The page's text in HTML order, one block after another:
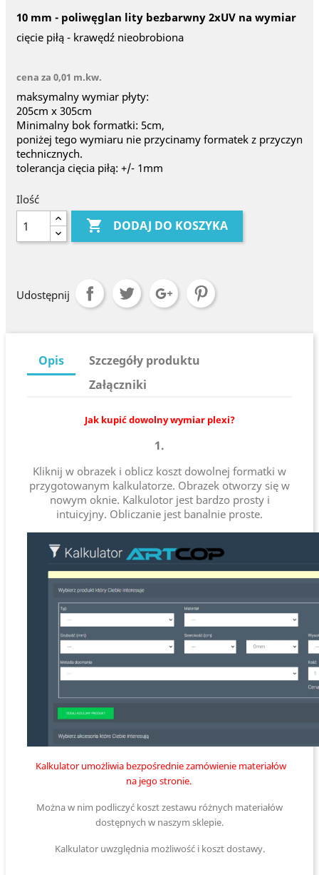
10 mm - poliwęglan lity bezbarwny 2xUV na wymiar
cięcie piłą - krawędź nieobrobiona
cena za 0,01 m.kw.
maksymalny wymiar płyty:
205cm x 305cm
Minimalny bok formatki: 5cm,
poniżej tego wymiaru nie przycinamy formatek z przyczyn
technicznych.
tolerancja cięcia piłą: +/- 1mm
Ilość
 DODAJ DO KOSZYKA
Udostępnij
Opis
Szczegóły produktu
Załączniki
Jak kupić dowolny wymiar plexi?
1.
Kliknij w obrazek i oblicz koszt dowolnej formatki w
przygotowanym kalkulatorze. Obrazek otworzy się w
nowym oknie. Kalkulotor jest bardzo prosty i
intuicyjny. Obliczanie jest banalnie proste.
Kalkulator umożliwia bezpośrednie zamówienie materiałów
na jego stronie.
Można w nim podliczyć koszt zestawu różnych materiałów
dostępnych w naszym sklepie.
Kalkulator uwzględnia możliwość i koszt dostawy.